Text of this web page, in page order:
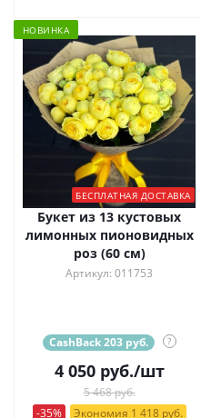
НОВИНКА
БЕСПЛАТНАЯ ДОСТАВКА
Букет из 13 кустовых
лимонных пионовидных
роз (60 см)
Артикул: 011753
CashBack 203 руб. ?
4 050руб./шт
5 468 руб.
-35%
Экономия 1 418 руб.